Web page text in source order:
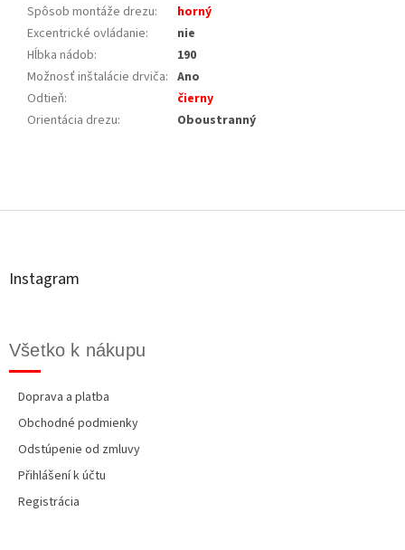
Spôsob montáže drezu:
horný
Excentrické ovládanie:
nie
Hĺbka nádob:
190
Možnosť inštalácie drviča: Ano
Odtieň:
čierny
Orientácia drezu: Oboustranný
á
Instagram
Všetko k nákupu
Doprava a platba
Obchodné podmienky
Odstúpenie od zmluvy
Přihlášení k účtu
Registrácia